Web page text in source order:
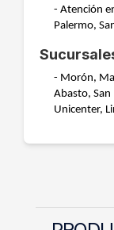
- Atención
Palermo,
- Morón,
Abasto, San
Unicenter,